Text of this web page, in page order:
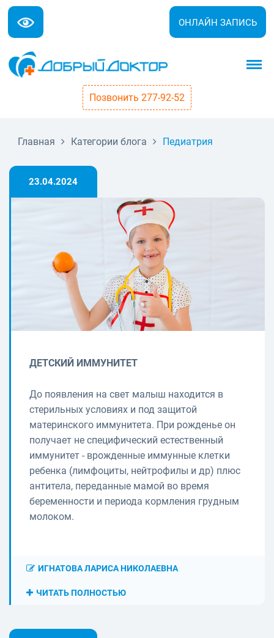
ОНЛАЙН ЗАПИСЬ
Позвонить 277-92-52
Главная Категории блога Педиатрия
23.04.2024
ДЕТСКИЙ ИММУНИТЕТ
До появления на свет малыш находится в
стерильных условиях и под защитой
материнского иммунитета. При рожденье он
получает не специфический естественный
иммунитет - врожденные иммунные клетки
ребенка (лимфоциты, нейтрофилы и др) плюс
антитела, переданные мамой во время
беременности и периода кормления грудным
молоком.
ИГНАТОВА ЛАРИСА НИКОЛАЕВНА
ЧИТАТЬ ПОЛНОСТЬЮ